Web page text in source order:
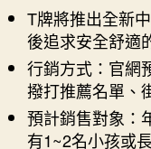
T牌將推出全新
後追求安全舒適
行銷方式：官網
撥打推薦名單、
預計銷售對象：
有1~2名小孩或